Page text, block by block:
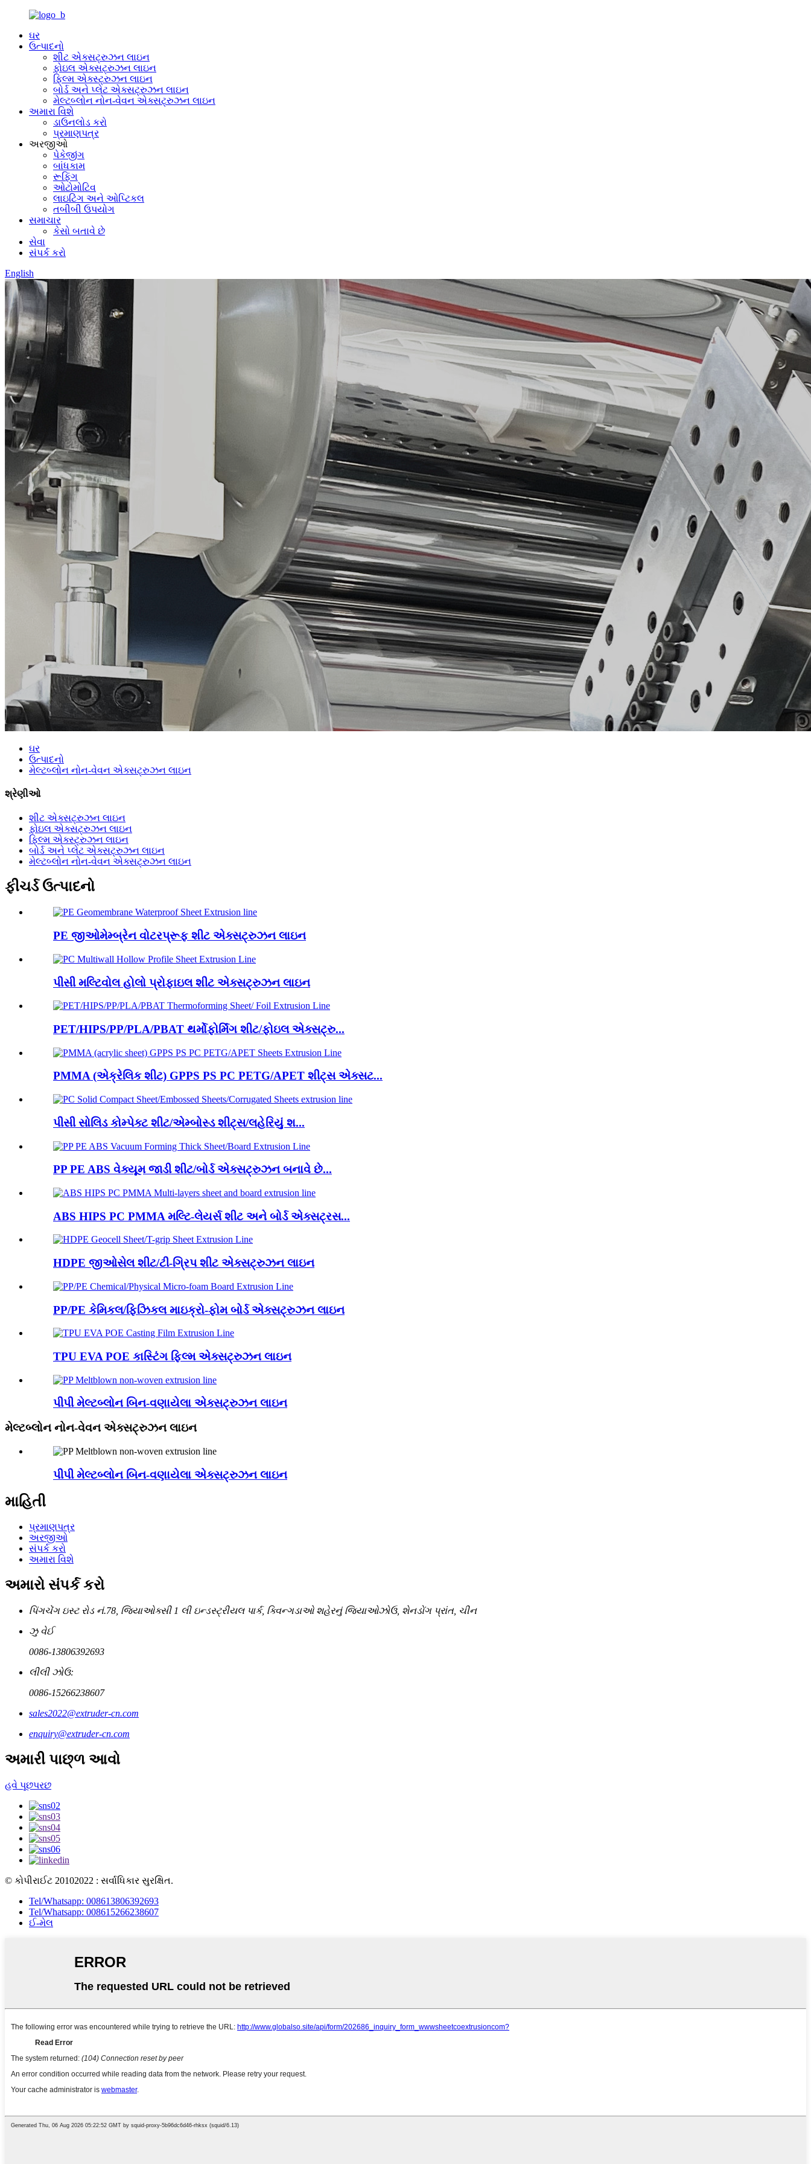
ઘર
ઉત્પાદનો
શીટ એક્સટ્રુઝન લાઇન
ફોઇલ એક્સટ્રુઝન લાઇન
ફિલ્મ એક્સ્ટ્રુઝન લાઇન
બોર્ડ અને પ્લેટ એક્સટ્રુઝન લાઇન
મેલ્ટબ્લોન નોન-વેવન એક્સટ્રુઝન લાઇન
અમારા વિશે
ડાઉનલોડ કરો
પ્રમાણપત્ર
અરજીઓ
પેકેજીંગ
બાંધકામ
રૂફિંગ
ઓટોમોટિવ
લાઇટિંગ અને ઓપ્ટિકલ
તબીબી ઉપયોગ
સમાચાર
કેસો બતાવે છે
સેવા
સંપર્ક કરો
English
ઘર
ઉત્પાદનો
મેલ્ટબ્લોન નોન-વેવન એક્સટ્રુઝન લાઇન
શ્રેણીઓ
શીટ એક્સટ્રુઝન લાઇન
ફોઇલ એક્સટ્રુઝન લાઇન
ફિલ્મ એક્સ્ટ્રુઝન લાઇન
બોર્ડ અને પ્લેટ એક્સટ્રુઝન લાઇન
મેલ્ટબ્લોન નોન-વેવન એક્સટ્રુઝન લાઇન
ફીચર્ડ ઉત્પાદનો
PE જીઓમેમ્બ્રેન વોટરપ્રૂફ શીટ એક્સટ્રુઝન લાઇન
પીસી મલ્ટિવોલ હોલો પ્રોફાઇલ શીટ એક્સટ્રુઝન લાઇન
PET/HIPS/PP/PLA/PBAT થર્મોફોર્મિંગ શીટ/ફોઇલ એક્સટ્રુ...
PMMA (એક્રેલિક શીટ) GPPS PS PC PETG/APET શીટ્સ એક્સટ...
પીસી સોલિડ કોમ્પેક્ટ શીટ/એમ્બોસ્ડ શીટ્સ/લહેરિયું શ...
PP PE ABS વેક્યૂમ જાડી શીટ/બોર્ડ એક્સટ્રુઝન બનાવે છે...
ABS HIPS PC PMMA મલ્ટિ-લેયર્સ શીટ અને બોર્ડ એક્સટ્રસ...
HDPE જીઓસેલ શીટ/ટી-ગ્રિપ શીટ એક્સટ્રુઝન લાઇન
PP/PE કેમિકલ/ફિઝિકલ માઇક્રો-ફોમ બોર્ડ એક્સટ્રુઝન લાઇન
TPU EVA POE કાસ્ટિંગ ફિલ્મ એક્સટ્રુઝન લાઇન
પીપી મેલ્ટબ્લોન બિન-વણાયેલા એક્સટ્રુઝન લાઇન
મેલ્ટબ્લોન નોન-વેવન એક્સટ્રુઝન લાઇન
પીપી મેલ્ટબ્લોન બિન-વણાયેલા એક્સટ્રુઝન લાઇન
માહિતી
પ્રમાણપત્ર
અરજીઓ
સંપર્ક કરો
અમારા વિશે
અમારો સંપર્ક કરો
પિંગચેંગ ઇસ્ટ રોડ નં.78, જિયાઓક્સી 1 લી ઇન્ડસ્ટ્રીયલ પાર્ક, ક્વિન્ગડાઓ શહેરનું જિયાઓઝોઉ, શેનડોંગ પ્રાંત, ચીન
ઝુ વેઈ
0086-13806392693
લીલી ઝોઉ:
0086-15266238607
sales2022@extruder-cn.com
enquiry@extruder-cn.com
અમારી પાછ્ળ આવો
હવે પૂછપરછ
© કોપીરાઈટ 20102022 : સર્વાધિકાર સુરક્ષિત.
Tel/Whatsapp: 008613806392693
Tel/Whatsapp: 008615266238607
ઈ-મેલ